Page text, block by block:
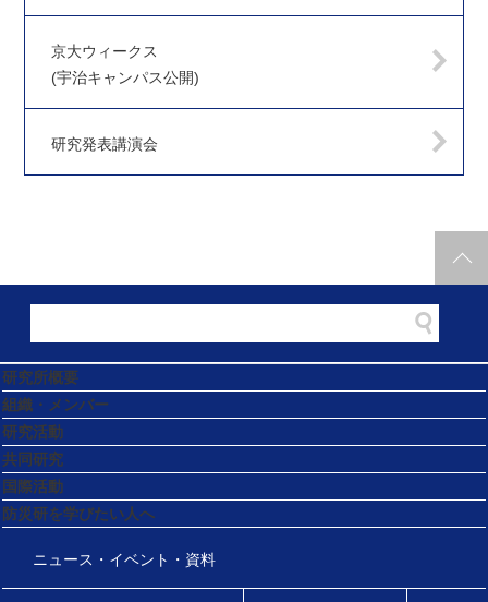
京大ウィークス
(宇治キャンパス公開)
研究発表講演会
研究所概要
組織・メンバー
研究活動
共同研究
国際活動
防災研を学びたい人へ
ニュース・イベント・資料